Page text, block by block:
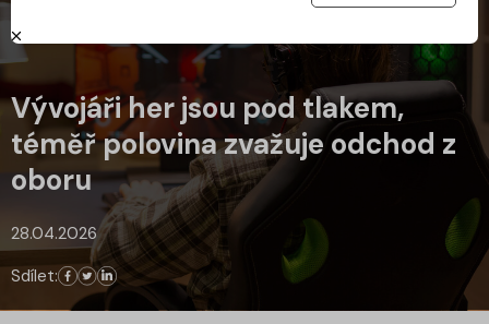
Vývojáři her jsou pod tlakem,
téměř polovina zvažuje odchod z
oboru
28.04.2026
Sdílet: